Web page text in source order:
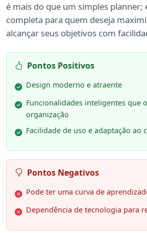
é mais do que um simples
completa para quem deseja
alcançar seus objetivos com
Pontos Positivos
Design moderno e atraente
Funcionalidades inteligentes que
organização
Facilidade de uso e adaptação ao
Pontos Negativos
Pode ter uma curva de
Dependência de tecnologia para